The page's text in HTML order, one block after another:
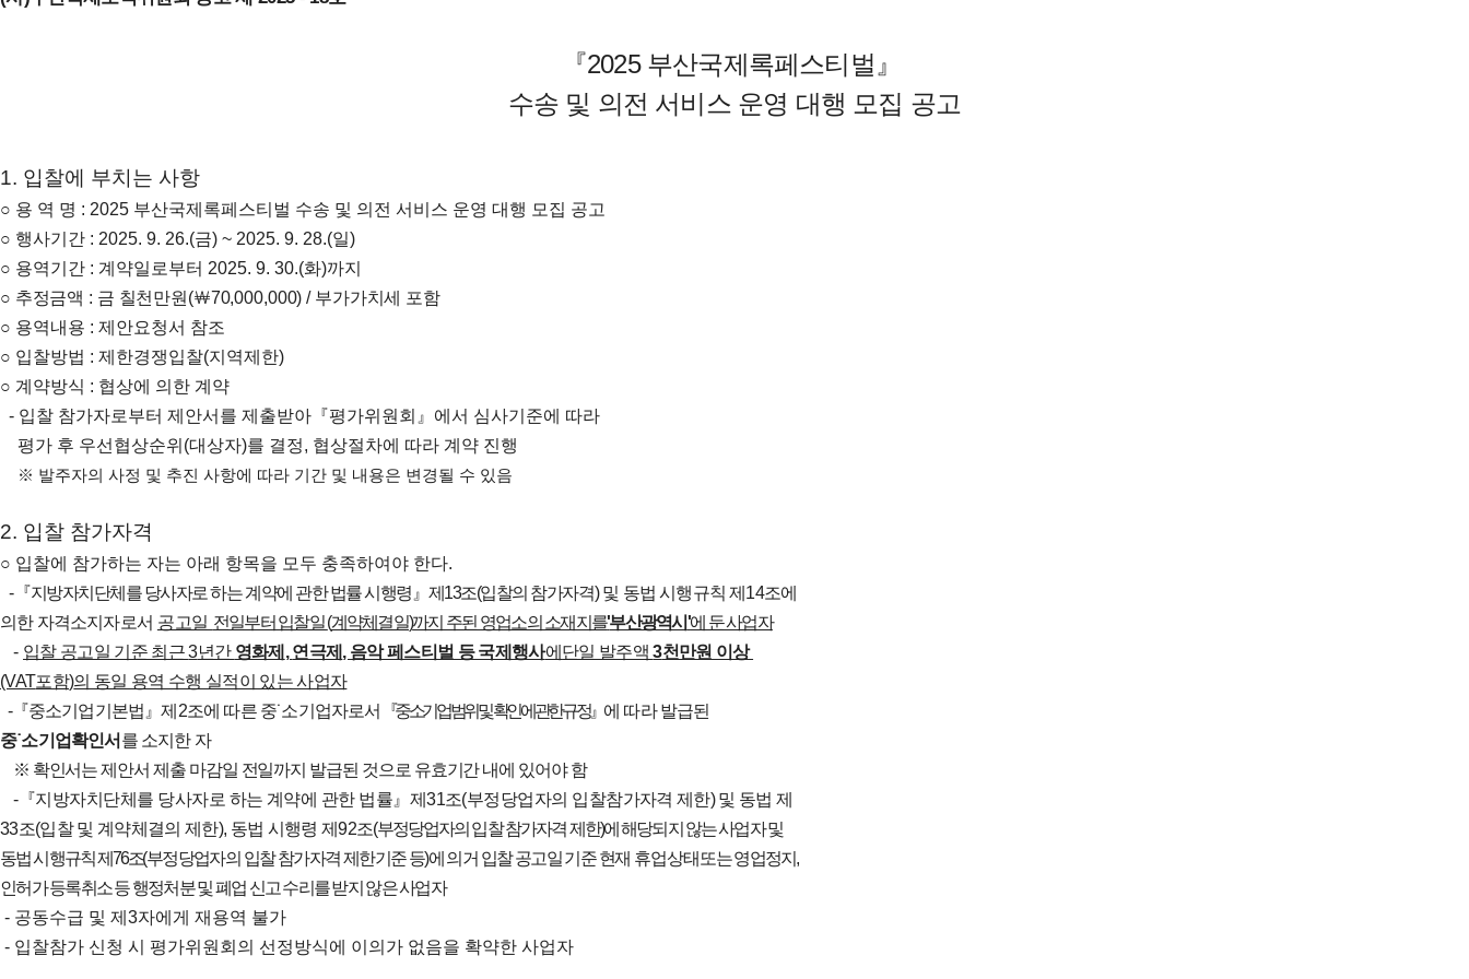
『2025 부산국제록페스티벌』
수송 및 의전 서비스 운영 대행 모집 공고
1. 입찰에 부치는 사항
○ 용 역 명 : 2025 부산국제록페스티벌 수송 및 의전 서비스 운영 대행 모집 공고
○ 행사기간 : 2025. 9. 26.(금) ~ 2025. 9. 28.(일)
○ 용역기간 : 계약일로부터 2025. 9. 30.(화)까지
○ 추정금액 : 금 칠천만원 (￦70,000,000) / 부가가치세 포함
○ 용역내용 : 제안요청서 참조
○ 입찰방법 : 제한경쟁입찰(지역제한)
○ 계약방식 : 협상에 의한 계약
- 입찰 참가자로부터 제안서를 제출받아 『평가위원회 』 에서 심사기준에 따라
평가 후 우선협상순위 (대상자)를 결정, 협상절차에 따라 계약 진행
※ 발주자의 사정 및 추진 사항에 따라 기간 및 내용은 변경될 수 있음
2. 입찰 참가자격
○ 입찰에 참가하는 자는 아래 항목을 모두 충족하여야 한다.
- 『지방자치단체를 당사자로 하는 계약에 관한 법률 시행령 』 제 13조(입찰의 참가자격) 및 동법 시행규칙 제 14조에
의한 자격소지자로서 공고일 전일부터 입찰일(계약체결일)까지 주된 영업소의 소재지를'부산광역시 '에 둔 사업자
- 입찰 공고일 기준 최근3년간 영화제 ,연극제 , 음악 페스티벌 등 국제행사에 단일 발주액3천만원 이상
(VAT포함)의 동일 용역 수행 실적이 있는 사업자
-『중소기업기본법 』제 2조에 따른 중˙소기업자로서 『중소기업 범위 및 확인에 관한규정』 에 따라 발급된
중˙소기업확인서 를 소지한 자
※ 확인서는 제안서 제출 마감일 전일까지 발급된 것으로 유효기간 내에 있어야 함
- 『지방자치단체를 당사자로 하는 계약에 관한 법률 』 제31조(부정당업자의 입찰참가자격 제한)및 동법 제
33조(입찰 및 계약체결의 제한), 동법 시행령 제92조(부정당업자의 입찰 참가자격 제한)에 해당되지 않는 사업자 및
동법 시행규칙제76조(부정당업자의 입찰 참가자격 제한기준 등)에 의거 입찰 공고일 기준 현재 휴업상태 또는 영업정지 ,
인허가 등록취소 등 행정처분 및 폐업 신고 수리를 받지 않은 사업자
- 공동수급 및 제 3자에게 재용역 불가
- 입찰참가 신청 시 평가위원회의 선정방식에 이의가 없음을 확약한 사업자